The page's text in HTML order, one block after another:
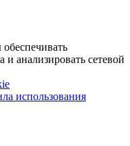
анализировать сетевой
использования